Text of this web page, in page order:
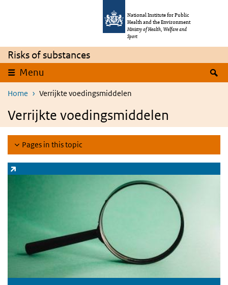
National Institute for Public
Health and the Environment
Ministry of Health, Welfare and
Sport
Risks of substances
Menu
Home Verrijkte voedingsmiddelen
Verrijkte voedingsmiddelen
Pages in this topic
Zoeksysteem stoffen
(link is external)